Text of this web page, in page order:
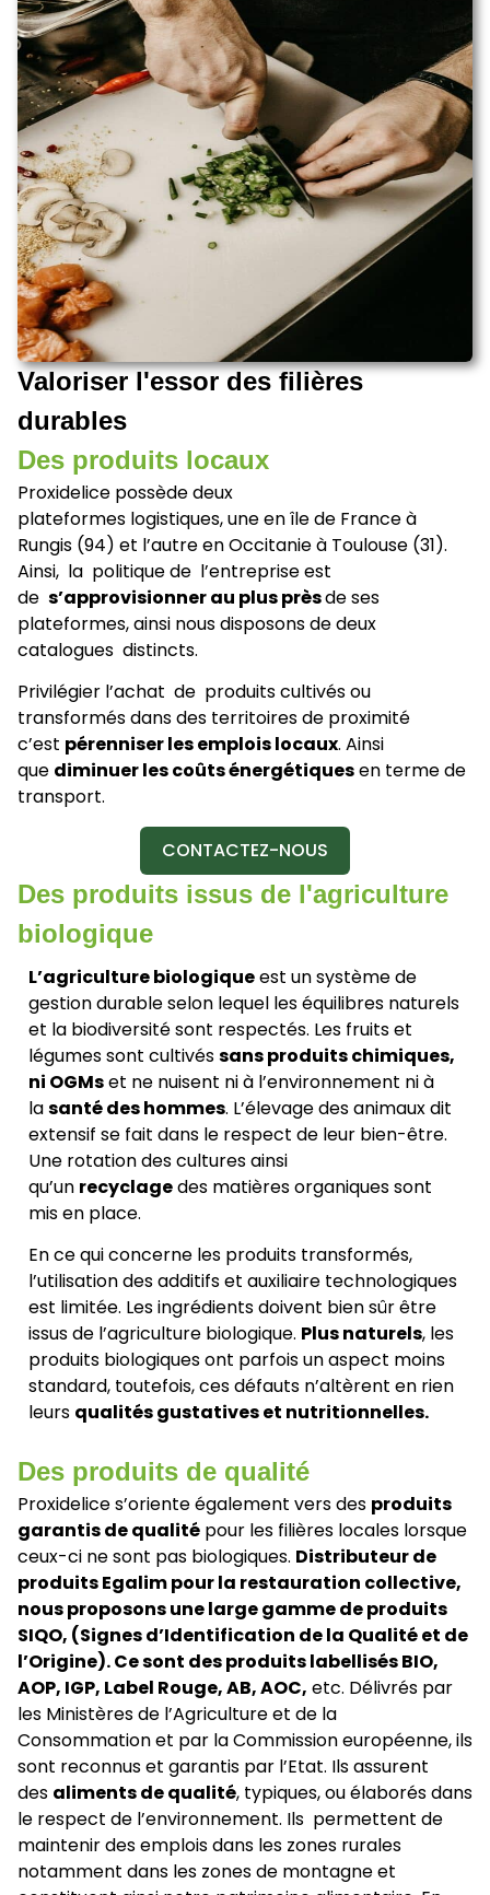
Valoriser l'essor des filières
durables
Des produits locaux
Proxidelice possède deux
plateformes logistiques, une en île de France à
Rungis (94) et l’autre en Occitanie à Toulouse (31).
Ainsi, la politique de l’entreprise est
de s’approvisionner au plus prèsde ses
plateformes, ainsi nous disposons de deux
catalogues distincts.
Privilégier l’achat de produits cultivés ou
transformés dans des territoires de proximité
c’est pérenniser les emplois locaux. Ainsi
que diminuer les coûts énergétiquesen terme de
transport.
CONTACTEZ-NOUS
Des produits issus de l'agriculture
biologique
L’agriculture biologiqueest un système de
gestion durable selon lequel les équilibres naturels
et la biodiversité sont respectés. Les fruits et
légumes sont cultivéssans produits chimiques,
ni OGMset ne nuisent ni à l’environnement ni à
lasanté des hommes. L’élevage des animaux dit
extensif se fait dans le respect de leur bien-être.
Une rotation des cultures ainsi
qu’un recyclagedes matières organiques sont
mis en place.
En ce qui concerne les produits transformés,
l’utilisation des additifs et auxiliaire technologiques
est limitée. Les ingrédients doivent bien sûr être
issus de l’agriculture biologique. Plus naturels, les
produits biologiques ont parfois un aspect moins
standard, toutefois, ces défauts n’altèrent en rien
leurs qualités gustatives et nutritionnelles.
Des produits de qualité
Proxidelice s’oriente également vers des produits
garantis de qualité pour les filières locales lorsque
ceux-ci ne sont pas biologiques. Distributeur de
produits Egalim pour la restauration collective,
nous proposons une large gamme de produits
SIQO, (Signes d’Identification de la Qualité et de
l’Origine). Ce sont des produits labellisés BIO,
AOP, IGP, Label Rouge, AB, AOC, etc. Délivrés par
les Ministères de l’Agriculture et de la
Consommation et par la Commission européenne, ils
sont reconnus et garantis par l’Etat. Ils assurent
des aliments de qualité, typiques, ou élaborés dans
le respect de l’environnement. Ils permettent de
maintenir des emplois dans les zones rurales
notamment dans les zones de montagne et